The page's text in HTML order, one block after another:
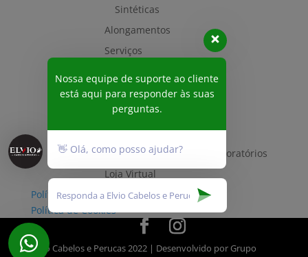
Sintéticas
Alongamentos
Serviços
Vídeo
Contato
Perguntas e Respostas
Mechas para teste em Laboratórios
Loja Virtual
Política de Privacidade
Política de Cookies
Elvio Cabelos e Perucas 2022| Desenvolvido por Grupo
Nossa equipe de suporte ao cliente
está aqui para responder às suas
perguntas.
👋 Olá, como posso ajudar?